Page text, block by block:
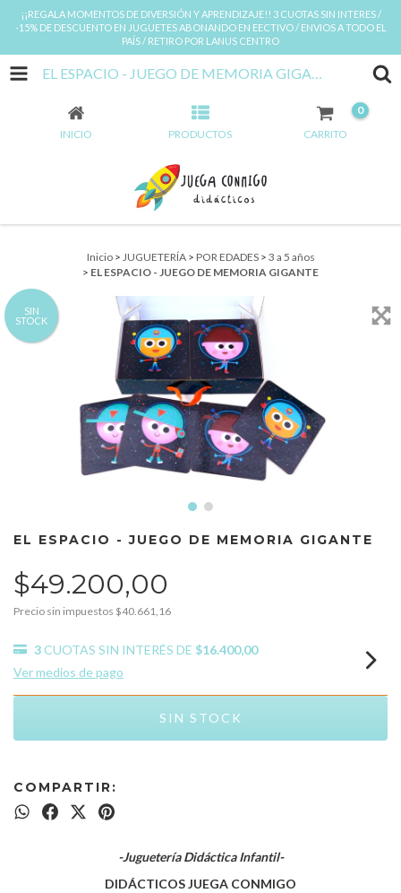
¡¡REGALA MOMENTOS DE DIVERSIÓN Y APRENDIZAJE!! 3 CUOTAS SIN INTERES /
-15% DE DESCUENTO EN JUGUETES ABONANDO EN EECTIVO / ENVIOS A TODO EL
PAÍS / RETIRO POR LANUS CENTRO
EL ESPACIO - JUEGO DE MEMORIA GIGANTE
INICIO PRODUCTOS CARRITO
0
Inicio > JUGUETERÍA > POR EDADES > 3 a 5 años
> EL ESPACIO - JUEGO DE MEMORIA GIGANTE
SIN
STOCK
EL ESPACIO - JUEGO DE MEMORIA GIGANTE
$49.200,00
Precio sin impuestos $40.661,16
3 CUOTAS SIN INTERÉS DE $16.400,00
Ver medios de pago
COMPARTIR:
-Juguetería Didáctica Infantil-
DIDÁCTICOS JUEGA CONMIGO